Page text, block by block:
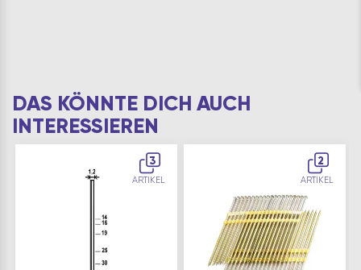
DAS KÖNNTE DICH AUCH
INTERESSIEREN
3
ARTIKEL
2
ARTIKEL